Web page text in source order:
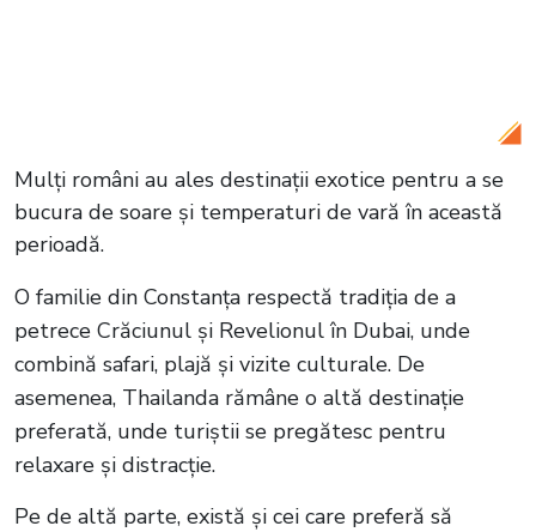
Mulți români au ales destinații exotice pentru a se
bucura de soare și temperaturi de vară în această
perioadă.
O familie din Constanța respectă tradiția de a
petrece Crăciunul și Revelionul în Dubai, unde
combină safari, plajă și vizite culturale. De
asemenea, Thailanda rămâne o altă destinație
preferată, unde turiștii se pregătesc pentru
relaxare și distracție.
Pe de altă parte, există și cei care preferă să